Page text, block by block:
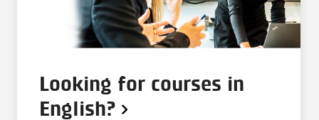
Looking for courses in
English?